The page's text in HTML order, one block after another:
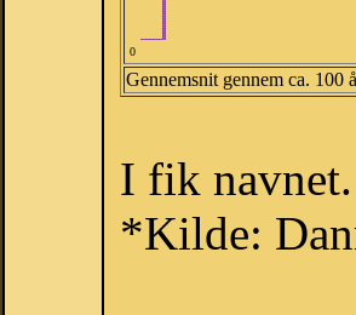
0
Gennemsnit gennem ca. 100
I fik navnet.
*Kilde: